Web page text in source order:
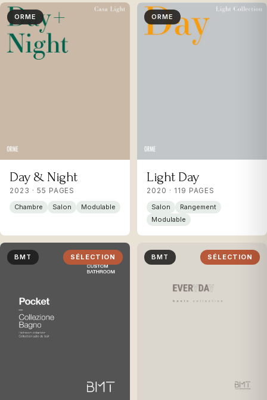
ORME
Day & Night
2023 · 55 PAGES
Chambre Salon Modulable
ORME
Light Day
2020 · 119 PAGES
Salon
Rangement
Modulable
BMT SÉLECTION BMT SÉLECTION